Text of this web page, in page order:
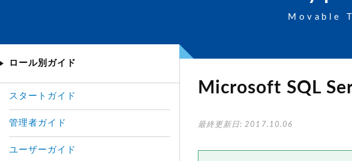
Movable
Microsoft SQL
最終更新日: 2017.10.06
ロール別ガイド
スタートガイド
管理者ガイド
ユーザーガイド